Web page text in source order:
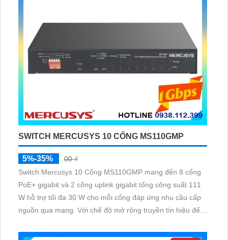
SWITCH MERCUSYS 10 CỔNG MS110GMP
5%-35%
00 ₫
Switch Mercusys 10 Cổng MS110GMP mang đến 8 cổng
PoE+ gigabit và 2 cổng uplink gigabit tổng công suất 111
W hỗ trợ tối đa 30 W cho mỗi cổng đáp ứng nhu cầu cấp
nguồn qua mạng. Với chế độ mở rộng truyền tín hiệu đến
phục giúp hệ thống vận hành ổn định và bền bỉ.